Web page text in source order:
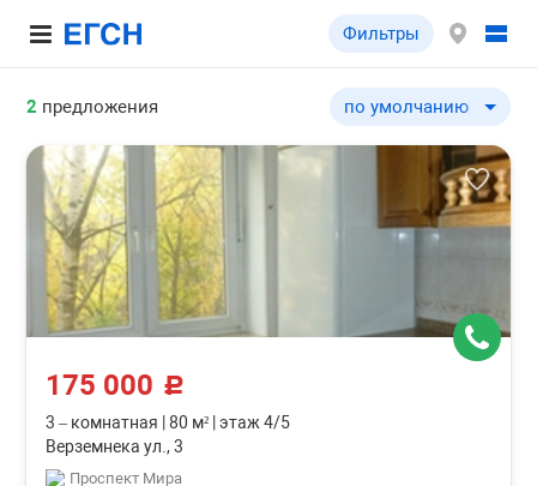
Фильтры
2 предложения по умолчанию
по умолчанию
по цене ↓
по цене ↑
по комнатности ↓
по общей площади ↓
по общей площади ↑
175 000 c
3 – комнатная 80 м² этаж 4/5
Верземнека ул., 3
Проспект Мира